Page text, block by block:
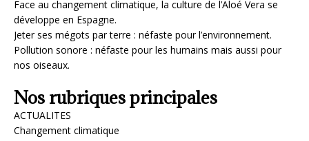
Pollution sonore : néfaste pour les humains mais aussi pour
nos oiseaux.
Nos rubriques principales
ACTUALITES
Changement climatique
Climat
Climatologie
Dans le rétro